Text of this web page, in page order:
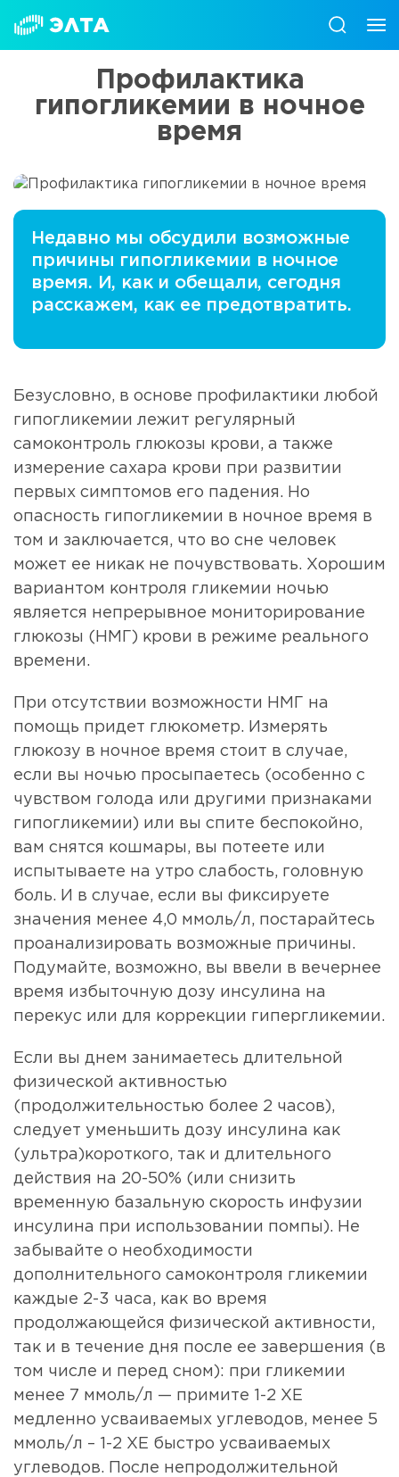
Профилактика
гипогликемии в ночное
время
Недавно мы обсудили возможные
причины гипогликемии в ночное
время. И, как и обещали, сегодня
расскажем, как ее предотвратить.
Безусловно, в основе профилактики любой
гипогликемии лежит регулярный
самоконтроль глюкозы крови, а также
измерение сахара крови при развитии
первых симптомов его падения. Но
опасность гипогликемии в ночное время в
том и заключается, что во сне человек
может ее никак не почувствовать. Хорошим
вариантом контроля гликемии ночью
является непрерывное мониторирование
глюкозы (НМГ) крови в режиме реального
времени.
При отсутствии возможности НМГ на
помощь придет глюкометр. Измерять
глюкозу в ночное время стоит в случае,
если вы ночью просыпаетесь (особенно с
чувством голода или другими признаками
гипогликемии) или вы спите беспокойно,
вам снятся кошмары, вы потеете или
испытываете на утро слабость, головную
боль. И в случае, если вы фиксируете
значения менее 4,0 ммоль/л, постарайтесь
проанализировать возможные причины.
Подумайте, возможно, вы ввели в вечернее
время избыточную дозу инсулина на
перекус или для коррекции гипергликемии.
Если вы днем занимаетесь длительной
физической активностью
(продолжительностью более 2 часов),
следует уменьшить дозу инсулина как
(ультра)короткого, так и длительного
действия на 20-50% (или снизить
временную базальную скорость инфузии
инсулина при использовании помпы). Не
забывайте о необходимости
дополнительного самоконтроля гликемии
каждые 2-3 часа, как во время
продолжающейся физической активности,
так и в течение дня после ее завершения (в
том числе и перед сном): при гликемии
менее 7 ммоль/л — примите 1-2 ХЕ
медленно усваиваемых углеводов, менее 5
ммоль/л – 1-2 ХЕ быстро усваиваемых
углеводов. После непродолжительной